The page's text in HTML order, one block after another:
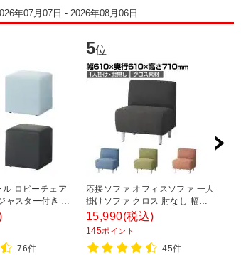
年07月07日 - 2026年08月06日
ロビーチェア
ャスター付き 幅
さ400mm 【ブ
ー ブルー ダーク
76件
5位
応接ソファ オフィスソファ 一人
掛けソファ クロス 肘なし 幅
610×奥行610×高さ710mm ベル
セア
15,990(税込)
145ポイント
45件